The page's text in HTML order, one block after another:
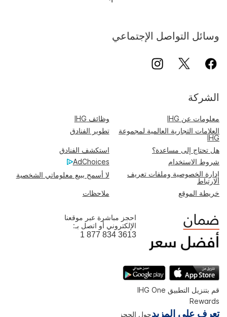
وسائل التواصل الإجتماعي
الشركة
معلومات عن IHG
وظائف IHG
العلامات التجارية العالمية لمجموعة
IHG
تطوير الفنادق
هل تحتاج إلى مساعدة؟
استكشف الفنادق
شروط الاستخدام
AdChoices
إدارة الخصوصية وملفات تعريف
الارتباط
لا أسمح ببيع معلوماتي الشخصية
خريطة الموقع ملاحظات
احجز مباشرة عبر موقعنا
الإلكتروني أو اتصل بـ:
1 877 834 3613
قم بتنزيل التطبيق IHG One
Rewards
تعرف على المزيدحول الحجز